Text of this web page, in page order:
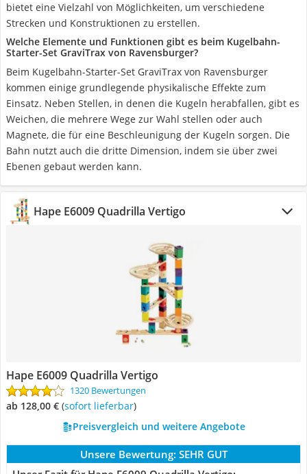
bietet eine Vielzahl von Möglichkeiten, um verschiedene
Strecken und Konstruktionen zu erstellen.
Welche Elemente und Funktionen gibt es beim Kugelbahn-
Starter-Set GraviTrax von Ravensburger?
Beim Kugelbahn-Starter-Set GraviTrax von Ravensburger
kommen einige grundlegende physikalische Effekte zum
Einsatz. Neben Stellen, in denen die Kugeln herabfallen, gibt es
Weichen, die mehrere Wege zur Wahl stellen oder auch
Magnete, die für eine Beschleunigung der Kugeln sorgen. Die
Bahn nutzt auch die dritte Dimension, indem sie über zwei
Ebenen gebaut werden kann.
Hape E6009 Quadrilla Vertigo
Hape E6009 Quadrilla Vertigo
1320 Bewertungen
ab 128,00 € ( Sofort lieferbar)
Preisvergleich und weitere Angebote
Unsere Bewertung: SEHR GUT